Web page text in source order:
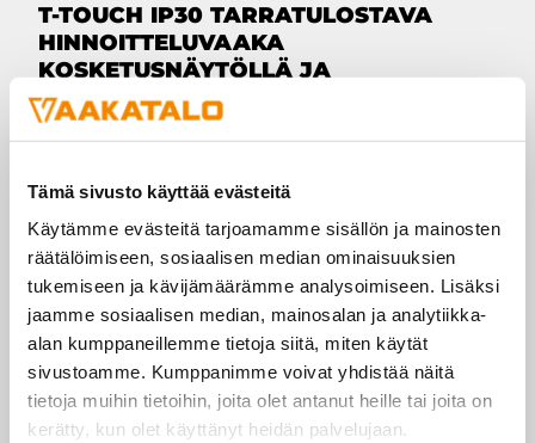
Tämä sivusto käyttää evästeitä
Käytämme evästeitä tarjoamamme sisällön ja mainosten
räätälöimiseen, sosiaalisen median ominaisuuksien
tukemiseen ja kävijämäärämme analysoimiseen. Lisäksi
jaamme sosiaalisen median, mainosalan ja analytiikka-
alan kumppaneillemme tietoja siitä, miten käytät
sivustoamme. Kumppanimme voivat yhdistää näitä
tietoja muihin tietoihin, joita olet antanut heille tai joita on
kerätty, kun olet käyttänyt heidän palvelujaan.
T-TOUCH IP30 TARRATULOSTAVA
HINNOITTELUVAAKA
KOSKETUSNÄYTÖLLÄ JA
TULOSTIMELLA